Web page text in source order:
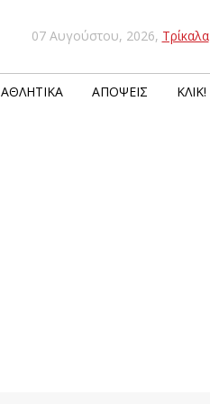
07 Αυγούστου, 2026, Τρίκαλα
ΑΘΛΗΤΙΚΆ ΑΠΌΨΕΙΣ ΚΛΙΚ!